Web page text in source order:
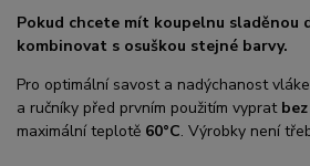
Pokud chcete mít koupelnu sladěnou
kombinovat s osuškou stejné barvy.
Pro optimální savost a nadýchanost
a ručníky před prvním použitím vyprat bez
maximální teplotě 60°C. Výrobky není